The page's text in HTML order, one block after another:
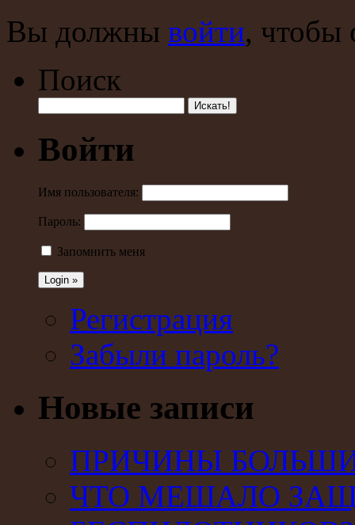
Вы должны войти, чтобы
Поиск
Войти
Имя пользователя:
Пароль:
Запомнить меня
Регистрация
Забыли пароль?
Новые записи
ПРИЧИНЫ
ЧТО МЕШАЛО